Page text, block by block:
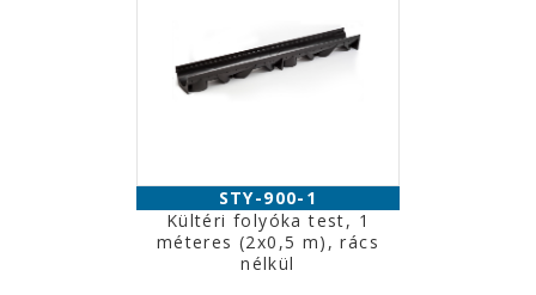
STY-900-1
Kültéri folyóka test, 1
méteres (2x0,5 m), rács
nélkül